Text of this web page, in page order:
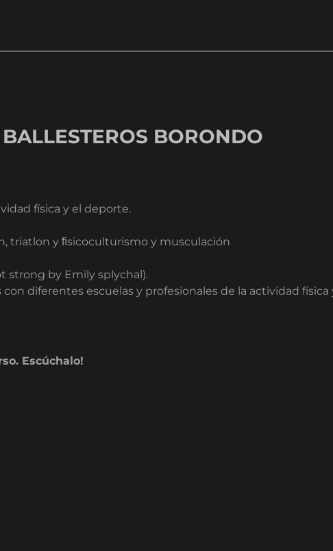
BORONDO
física y el deporte.
triatlon y ﬁsicoculturismo y musculación
strong by Emily splychal).
diferentes escuelas y profesionales de la actividad física
Escúchalo!